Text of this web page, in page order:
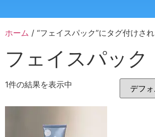
ホーム / “フェイスパック”にタグ付けさ
フェイスパック
1件の結果を表示中